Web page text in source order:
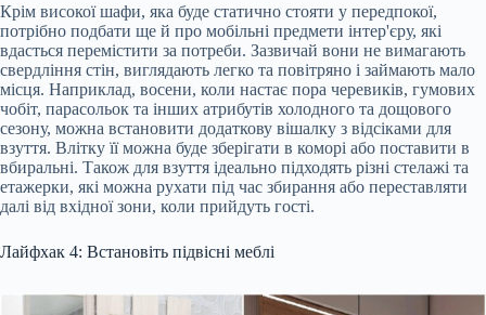
Крім високої шафи, яка буде статично стояти у передпокої,
потрібно подбати ще й про мобільні предмети інтер'єру, які
вдасться перемістити за потреби. Зазвичай вони не вимагають
свердління стін, виглядають легко та повітряно і займають мало
місця. Наприклад, восени, коли настає пора черевиків, гумових
чобіт, парасольок та інших атрибутів холодного та дощового
сезону, можна встановити додаткову вішалку з відсіками для
взуття. Влітку її можна буде зберігати в коморі або поставити в
вбиральні. Також для взуття ідеально підходять різні стелажі та
етажерки, які можна рухати під час збирання або переставляти
далі від вхідної зони, коли прийдуть гості.
Лайфхак 4: Встановіть підвісні меблі